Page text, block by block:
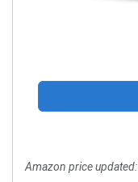
Amazon price updated: